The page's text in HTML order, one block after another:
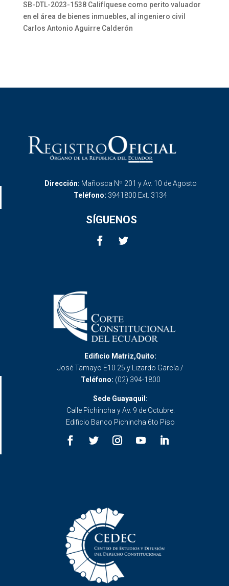
SB-DTL-2023-1538 Califíquese como perito valuador
en el área de bienes inmuebles, al ingeniero civil
Carlos Antonio Aguirre Calderón
Dirección: Mañosca Nº 201 y Av. 10 de Agosto
Teléfono: 3941800 Ext. 3134
SÍGUENOS
Edificio Matriz,Quito:
José Tamayo E10 25 y Lizardo García /
Teléfono: (02) 394-1800
Sede Guayaquil:
Calle Pichincha y Av. 9 de Octubre.
Edificio Banco Pichincha 6to Piso